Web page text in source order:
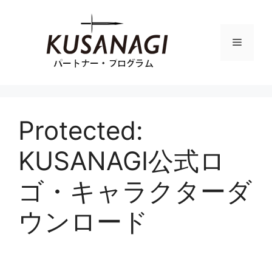
Menu
Protected:
KUSANAGI公式ロ
ゴ・キャラクターダ
ウンロード